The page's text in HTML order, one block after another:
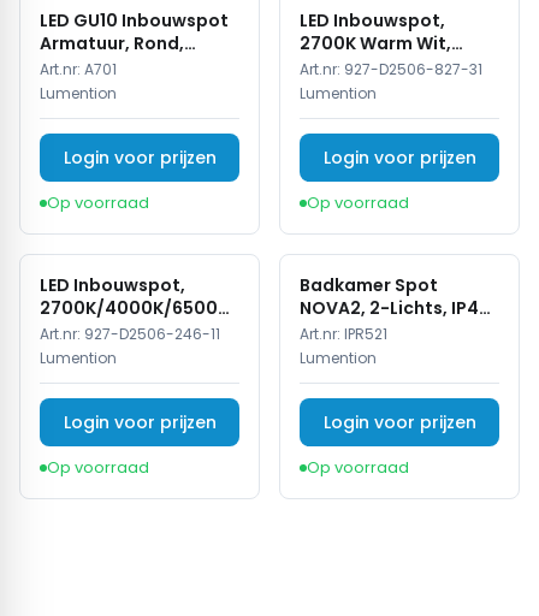
LED GU10 Inbouwspot
Armatuur, Rond,
Kantelbaar, IP20, Wit
Art.nr: A701
Lumention
Login voor prijzen
Op voorraad
LED Inbouwspot,
2700K Warm Wit,
Rond, Zwart, Dimbaar,
IP44
Art.nr: 927-D2506-827-31
Lumention
Login voor prijzen
Op voorraad
LED Inbouwspot,
2700K/4000K/6500K,
Dimbaar, Wit, IP44
Art.nr: 927-D2506-246-11
Lumention
Login voor prijzen
Op voorraad
Badkamer Spot
NOVA2, 2-Lichts, IP44,
Wit
Art.nr: IPR521
Lumention
Login voor prijzen
Op voorraad